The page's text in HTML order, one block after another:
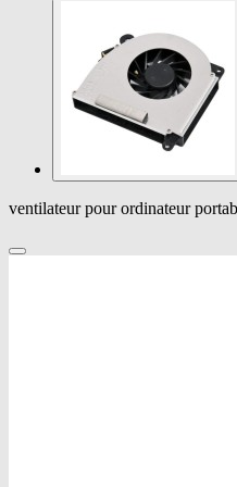
ventilateur pour ordinateur